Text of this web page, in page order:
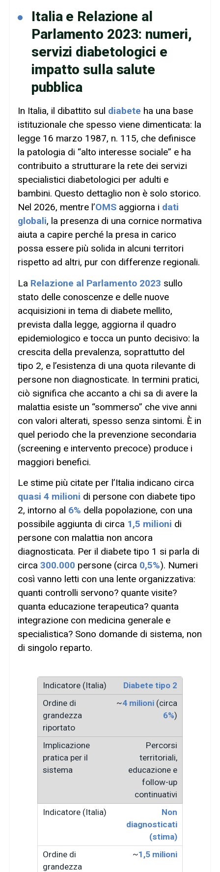
Italia e Relazione al
Parlamento 2023: numeri,
servizi diabetologici e
impatto sulla salute
pubblica
In Italia, il dibattito sul diabete ha una base
istituzionale che spesso viene dimenticata: la
legge 16 marzo 1987, n. 115, che definisce
la patologia di “alto interesse sociale” e ha
contribuito a strutturare la rete dei servizi
specialistici diabetologici per adulti e
bambini. Questo dettaglio non è solo storico.
Nel 2026, mentre l’OMS aggiorna i dati
globali, la presenza di una cornice normativa
aiuta a capire perché la presa in carico
possa essere più solida in alcuni territori
rispetto ad altri, pur con differenze regionali.
La Relazione al Parlamento 2023 sullo
stato delle conoscenze e delle nuove
acquisizioni in tema di diabete mellito,
prevista dalla legge, aggiorna il quadro
epidemiologico e tocca un punto decisivo: la
crescita della prevalenza, soprattutto del
tipo 2, e l’esistenza di una quota rilevante di
persone non diagnosticate. In termini pratici,
ciò significa che accanto a chi sa di avere la
malattia esiste un “sommerso” che vive anni
con valori alterati, spesso senza sintomi. È in
quel periodo che la prevenzione secondaria
(screening e intervento precoce) produce i
maggiori benefici.
Le stime più citate per l’Italia indicano circa
quasi 4 milioni di persone con diabete tipo
2, intorno al 6% della popolazione, con una
possibile aggiunta di circa 1,5 milioni di
persone con malattia non ancora
diagnosticata. Per il diabete tipo 1 si parla di
circa 300.000 persone (circa 0,5%). Numeri
così vanno letti con una lente organizzativa:
quanti controlli servono? quante visite?
quanta educazione terapeutica? quanta
integrazione con medicina generale e
specialistica? Sono domande di sistema, non
di singolo reparto.
Diabete tipo 2
~4 milioni (circa
6%)
Percorsi
territoriali,
educazione e
follow-up
continuativi
Non
diagnosticati
(stima)
~1,5 milioni